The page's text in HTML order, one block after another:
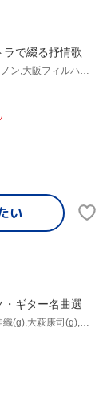
ラで綴る抒情歌
い
・ギター名曲選